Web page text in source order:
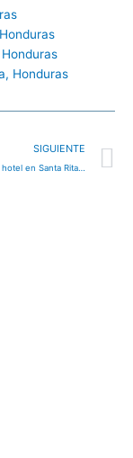
Honduras
SIGUIENTE
Hotel Santa Rita, hotel en Santa Rita, Honduras